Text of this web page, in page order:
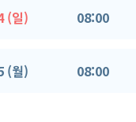
(일) 08:00
(월) 08:00